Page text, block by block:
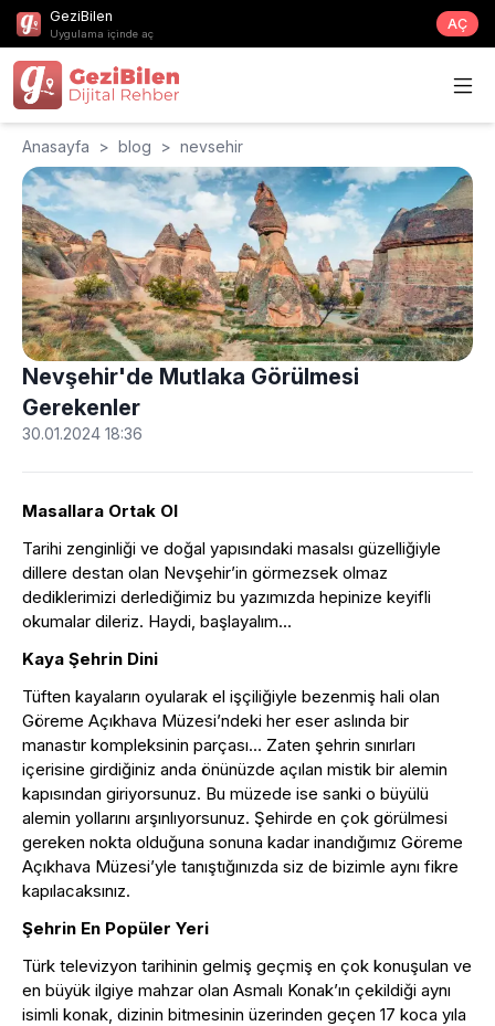
GeziBilen
Uygulama içinde aç
AÇ
Anasayfa > blog > nevsehir
Nevşehir'de Mutlaka Görülmesi
Gerekenler
30.01.2024 18:36
Masallara Ortak Ol
Tarihi zenginliği ve doğal yapısındaki masalsı güzelliğiyle
dillere destan olan Nevşehir’in görmezsek olmaz
dediklerimizi derlediğimiz bu yazımızda hepinize keyifli
okumalar dileriz. Haydi, başlayalım…
Kaya Şehrin Dini
Tüften kayaların oyularak el işçiliğiyle bezenmiş hali olan
Göreme Açıkhava Müzesi’ndeki her eser aslında bir
manastır kompleksinin parçası… Zaten şehrin sınırları
içerisine girdiğiniz anda önünüzde açılan mistik bir alemin
kapısından giriyorsunuz. Bu müzede ise sanki o büyülü
alemin yollarını arşınlıyorsunuz. Şehirde en çok görülmesi
gereken nokta olduğuna sonuna kadar inandığımız Göreme
Açıkhava Müzesi’yle tanıştığınızda siz de bizimle aynı fikre
kapılacaksınız.
Şehrin En Popüler Yeri
Türk televizyon tarihinin gelmiş geçmiş en çok konuşulan ve
en büyük ilgiye mahzar olan Asmalı Konak’ın çekildiği aynı
isimli konak, dizinin bitmesinin üzerinden geçen 17 koca yıla